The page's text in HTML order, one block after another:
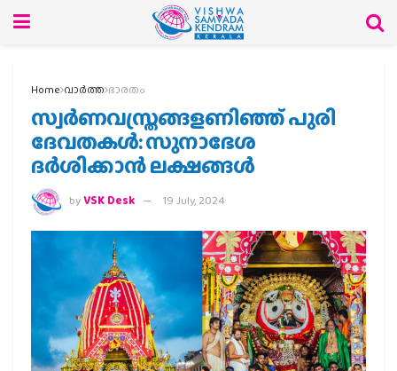
Home വാര്‍ത്ത ഭാരതം
സ്വര്‍ണവസ്ത്രങ്ങളണിഞ്ഞ് പുരി
ദേവതകള്‍: സുനാഭേശ
ദര്‍ശിക്കാന്‍ ലക്ഷങ്ങള്‍
byVSK Desk 19 July, 2024